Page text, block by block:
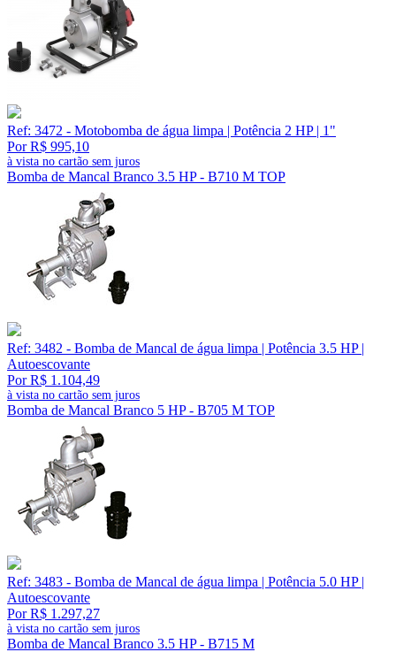
Ref: 3472 - Motobomba de água limpa | Potência 2 HP | 1"
Por R$ 995,10
à vista no cartão sem juros
Bomba de Mancal Branco 3.5 HP - B710 M TOP
Ref: 3482 - Bomba de Mancal de água limpa | Potência 3.5 HP |
Autoescovante
Por R$ 1.104,49
à vista no cartão sem juros
Bomba de Mancal Branco 5 HP - B705 M TOP
Ref: 3483 - Bomba de Mancal de água limpa | Potência 5.0 HP |
Autoescovante
Por R$ 1.297,27
à vista no cartão sem juros
Bomba de Mancal Branco 3.5 HP - B715 M